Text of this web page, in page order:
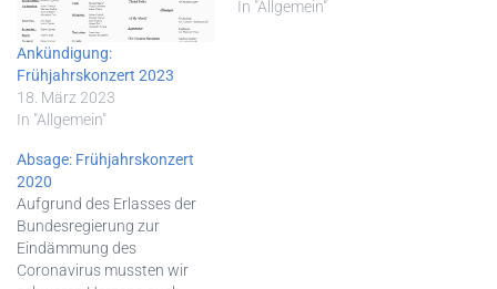
Ankündigung:
Frühjahrskonzert 2023
18. März 2023
In "Allgemein"
In "Allgemein"
Absage: Frühjahrskonzert
2020
Aufgrund des Erlasses der
Bundesregierung zur
Eindämmung des
Coronavirus mussten wir